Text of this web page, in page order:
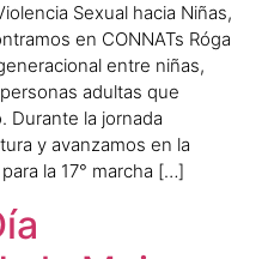
Sexual hacia Niñas,
en CONNATs Róga
entre niñas,
adultas que
Durante la jornada
y avanzamos en la
la 17° marcha […]